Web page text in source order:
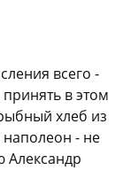
всего -
в этом
хлеб из
- не
Александр